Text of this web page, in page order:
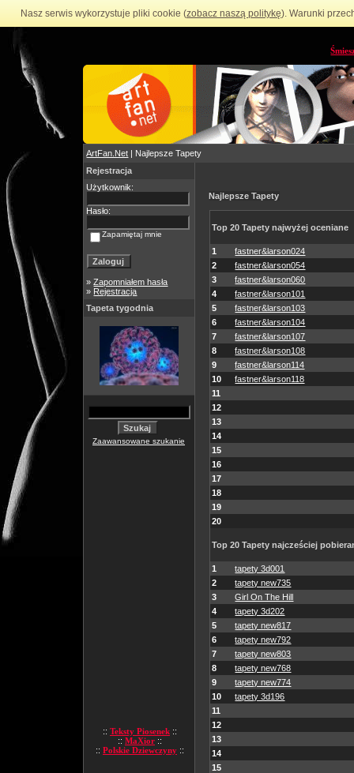
Nasz serwis wykorzystuje pliki cookie (zobacz naszą politykę). Warunki
ArtFan.Net | Najlepsze Tapety
Rejestracja
Użytkownik:
Hasło:
Zapamiętaj mnie
»Zapomniałem hasła
» Rejestracja
Tapeta tygodnia
Zaawansowane szukanie
:: Teksty Piosenek ::
:: MaXior ::
:: Polskie Dziewczyny ::
Najlepsze Tapety
Top 20 Tapety najwyżej oceniane
1
fastner&larson024
2
fastner&larson054
3
fastner&larson060
4
fastner&larson101
5
fastner&larson103
6
fastner&larson104
7
fastner&larson107
8
fastner&larson108
9
fastner&larson114
10
fastner&larson118
11
12
13
14
15
16
17
18
19
20
Top 20 Tapety najcześciej
1
tapety 3d001
2
tapety new735
3
Girl On The Hill
4
tapety 3d202
5
tapety new817
6
tapety new792
7
tapety new803
8
tapety new768
9
tapety new774
10
tapety 3d196
11
12
13
14
15